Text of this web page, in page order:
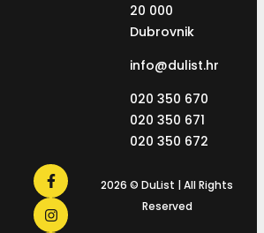
20 000
Dubrovnik
info@dulist.hr
020 350 670
020 350 671
020 350 672
2026 © DuList | All Rights
Reserved